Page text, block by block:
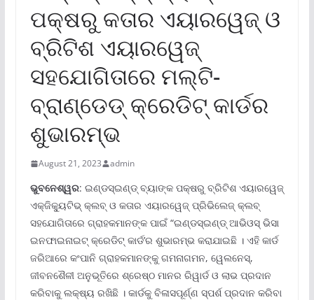
ପକ୍ଷରୁ କତାର ଏୟାରୱେଜ୍ ଓ
ବ୍ରିଟିଶ ଏୟାରୱେଜ୍
ସହଯୋଗିତାରେ ମଲ୍‌ଟି-
ବ୍ରାଣ୍ଡେଡ୍ କ୍ରେଡିଟ୍ କାର୍ଡର
ଶୁଭାରମ୍ଭ
August 21, 2023 admin
ଭୁବନେଶ୍ୱର: ଇଣ୍ଡସ୍‌ଇଣ୍ଡ୍ ବ୍ୟାଙ୍କ ପକ୍ଷରୁ ବ୍ରିଟିଶ ଏୟାରୱେଜ୍
ଏକ୍‌ଜିକ୍ୟୁଟିଭ୍ କ୍ଲବ୍ ଓ କତାର ଏୟାରୱେଜ୍ ପ୍ରିଭିଲେଜ୍ କ୍ଲବ୍
ସହଯୋଗିତାରେ ଗ୍ରାହକମାନଙ୍କ ପାଇଁ “ଇଣ୍ଡସ୍‌ଇଣ୍ଡ୍ ଆଭିଓସ୍ ଭିସା
ଇନଫାଇନାଇଟ୍ କ୍ରେଡିଟ୍ କାର୍ଡ’ର ଶୁଭାରମ୍ଭ କରାଯାଇଛି । ଏହି କାର୍ଡ
ଜରିଆରେ କଂପାନି ଗ୍ରାହକମାନଙ୍କୁ ଗମନାଗମନ, ୱେଲନେସ୍‌,
ଜୀବନଶୈଳୀ ଅନୁଭୂତିରେ ଶ୍ରେଷ୍ଠ ମାନର ରିୱାର୍ଡ ଓ ଲାଭ ପ୍ରଦାନ
କରିବାକୁ ଲକ୍ଷ୍ୟ ରଖିଛି । କାର୍ଡକୁ ବିଳାସପୂର୍ଣ୍ଣ ସ୍ପର୍ଶ ପ୍ରଦାନ କରିବା